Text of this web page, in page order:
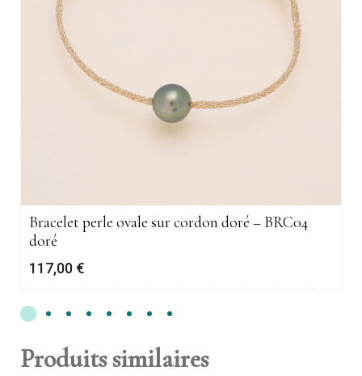
Bracelet perle ovale sur cordon doré – BRC04
doré
117,00 €
Produits similaires